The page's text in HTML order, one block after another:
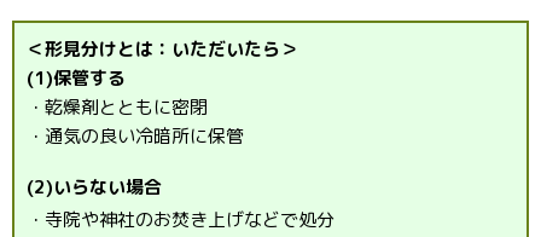
＜形見分けとは：いただいたら＞
(1)保管する
・乾燥剤とともに密閉
・通気の良い冷暗所に保管
(2)いらない場合
・寺院や神社のお焚き上げなどで処分